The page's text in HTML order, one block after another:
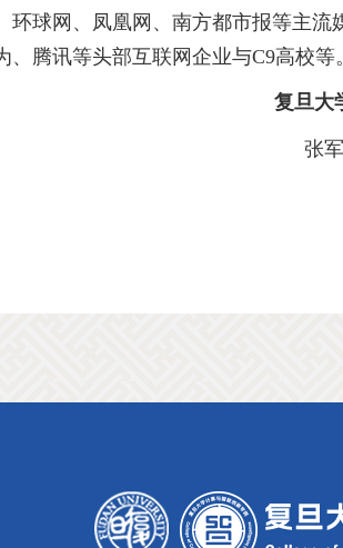
环球网、凤凰网、南方都市报等主
、腾讯等头部互联网企业与C9高校等。
复旦大
张